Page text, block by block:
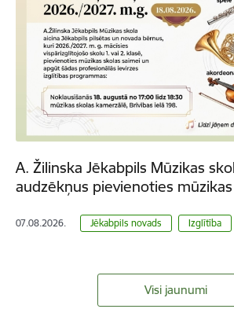
A. Žilinska Jēkabpils Mūzikas
audzēkņus pievienoties
07.08.2026. Jēkabpils novads Izglītība
Visi jaunumi